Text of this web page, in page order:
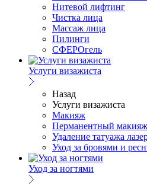
Нитевой лифтинг
Чистка лица
Массаж лица
Пилинги
СФЕРОгель
Услуги визажиста
Назад
Услуги визажиста
Макияж
Перманентный макияж
Удаление татуажа
Уход за бровями и
Уход за ногтями